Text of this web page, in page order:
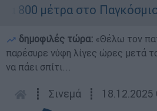
Παγκόσμιο
δημοφιλές τώρα: «Θέλω τον
παρέσυρε νύφη λίγες ώρες μετά
να πάει σπίτι...
┋ Σινεμά ┋ 18.12.2025